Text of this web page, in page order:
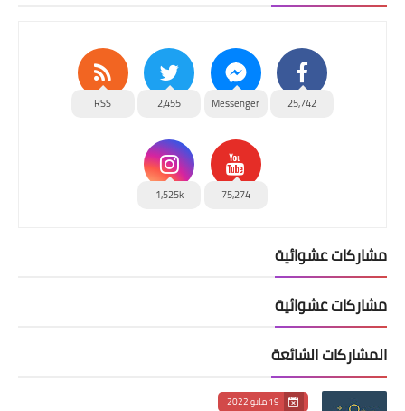
25,742
Messenger
2,455
RSS
75,274
1,525k
مشاركات عشوائية
مشاركات عشوائية
المشاركات الشائعة
19 مايو 2022